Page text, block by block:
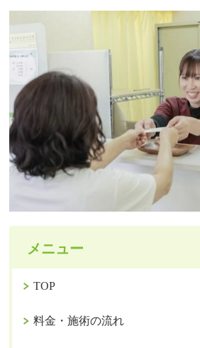
メニュー
TOP
料金・施術の流れ